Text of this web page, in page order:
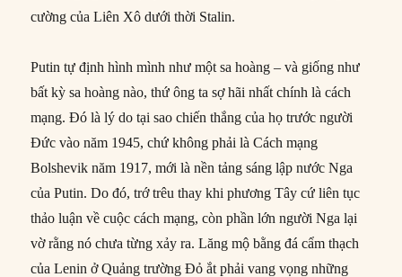
cường của Liên Xô dưới thời Stalin.
Putin tự định hình mình như một sa hoàng – và giống như
bất kỳ sa hoàng nào, thứ ông ta sợ hãi nhất chính là cách
mạng. Đó là lý do tại sao chiến thắng của họ trước người
Đức vào năm 1945, chứ không phải là Cách mạng
Bolshevik năm 1917, mới là nền tảng sáng lập nước Nga
của Putin. Do đó, trớ trêu thay khi phương Tây cứ liên tục
thảo luận về cuộc cách mạng, còn phần lớn người Nga lại
vờ rằng nó chưa từng xảy ra. Lăng mộ bằng đá cẩm thạch
của Lenin ở Quảng trường Đỏ ắt phải vang vọng những